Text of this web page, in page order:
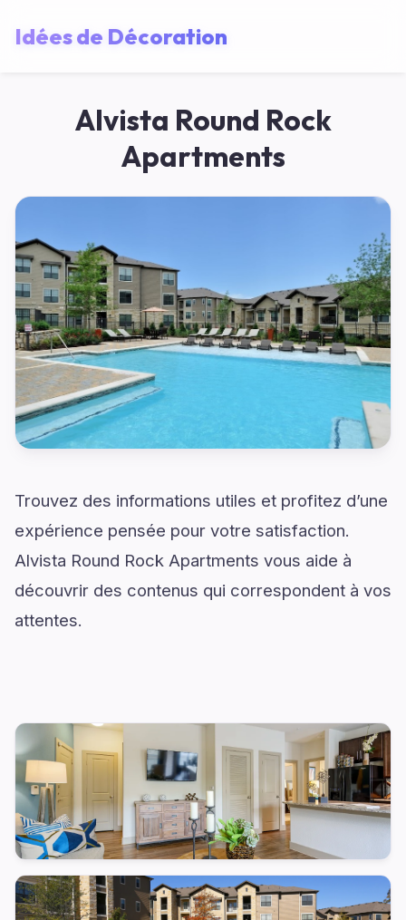
Idées de Décoration
Alvista Round Rock
Apartments
Trouvez des informations utiles et profitez d’une
expérience pensée pour votre satisfaction.
Alvista Round Rock Apartments vous aide à
découvrir des contenus qui correspondent à vos
attentes.